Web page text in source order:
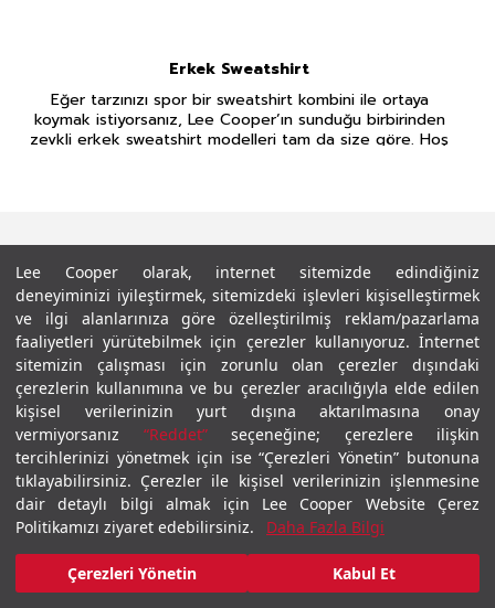
Lee Cooper olarak, internet sitemizde edindiğiniz
deneyiminizi iyileştirmek, sitemizdeki işlevleri kişiselleştirmek
ve ilgi alanlarınıza göre özelleştirilmiş reklam/pazarlama
faaliyetleri yürütebilmek için çerezler kullanıyoruz. İnternet
sitemizin çalışması için zorunlu olan çerezler dışındaki
çerezlerin kullanımına ve bu çerezler aracılığıyla elde edilen
kişisel verilerinizin yurt dışına aktarılmasına onay
vermiyorsanız “Reddet”seçeneğine; çerezlere ilişkin
tercihlerinizi yönetmek için ise “Çerezleri Yönetin” butonuna
tıklayabilirsiniz. Çerezler ile kişisel verilerinizin işlenmesine
dair detaylı bilgi almak için Lee Cooper Website Çerez
Politikamızı ziyaret edebilirsiniz.
Daha Fazla Bilgi
Çerezleri Yönetin Kabul Et
Erkek Sweatshirt
Eğer tarzınızı spor bir sweatshirt kombini ile ortaya
koymak istiyorsanız, Lee Cooper’ın sunduğu birbirinden
zevkli erkek sweatshirt modelleri tam da size göre. Hoş
Zengin renk seçeneği ve birbirinden uygun fiyatlı ürünler
ile ön plana çıkan Lee Cooper erkek sweatshirt
seçenekleri, her zaman en iyisini isteyen tarz sahibi
beylerin bir numaralı tercihidir.
En Tarz Erkek Sweatshirt Modelleri ile
Farkınızı Ortaya Koyun!
Birbirinden zevkli erkek sweatshirt modelleri ile tarzınıza
tarz katın! Lee Cooper’ın sunduğu birbirinden şık erkek
düz sweatshirt modelleri, farklı kombinlerde rahatlıkla
kullanılıp tarzınızı ortaya koymanıza olanak tanır.
Farklı renk ve desen seçeneğine sahip olan erkek
sweatshirt seçenekleri; her zevke uygun modeller ile
tarzını bilen erkeklerin bir numaralı tercihidir. Desenli bir
sweatshirt seçeneği ile girdiğiniz her ortamda tarzınızı
gözler önüne serebilir, farkınızı ortaya koyabilirsiniz. Eğer
kış aylarında giymek için bir erkek sweatshirt arıyorsanız,
E-BÜLTENE KAYIT OLUN, GÜNCEL KALIN!
Haber bültenimize kolayca kaydolun, en güncel haberlerimizi ilk siz
öğrenin!
Kayıt Ol
1908 yılında Londra’nın doğu yakasında kurulan Lee Cooper Orijinal
İngiliz Kot markası olarak ikonik statüsünü kurmada yüz yıla yayılan
zengin bir tarihe sahiptir.
Daha fazla oku